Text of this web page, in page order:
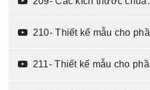
210- Thiết kế mẫu cho phần quảng cáo facebook - phần 1 (17:45)
211- Thiết kế mẫu cho phần quảng cáo facebook - phần 2 (03:51)